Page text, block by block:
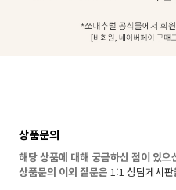
상품문의
해당 상품에 대해 궁금하신 점이 있으
상품문의 이외 질문은 1:1 상담게시판